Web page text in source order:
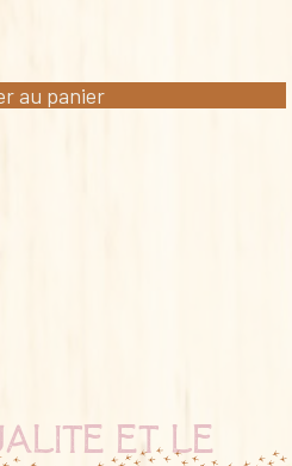
au panier
et le